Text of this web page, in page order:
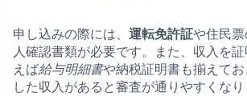
申し込みの際には、 運転免許証や住民
人確認書類が必要です。また、収入を
えば給与明細書や納税証明書も揃えて
した収入があると審査が通りやすくな